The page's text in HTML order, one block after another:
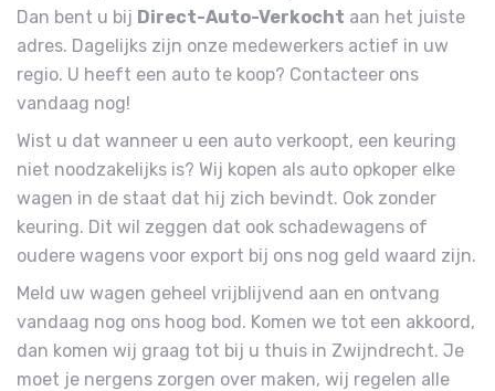
Dan bent u bij Direct-Auto-Verkocht aan het juiste
adres. Dagelijks zijn onze medewerkers actief in uw
regio. U heeft een auto te koop? Contacteer ons
vandaag nog!
Wist u dat wanneer u een auto verkoopt, een keuring
niet noodzakelijks is? Wij kopen als auto opkoper elke
wagen in de staat dat hij zich bevindt. Ook zonder
keuring. Dit wil zeggen dat ook schadewagens of
oudere wagens voor export bij ons nog geld waard zijn.
Meld uw wagen geheel vrijblijvend aan en ontvang
vandaag nog ons hoog bod. Komen we tot een akkoord,
dan komen wij graag tot bij u thuis in Zwijndrecht. Je
moet je nergens zorgen over maken, wij regelen alle